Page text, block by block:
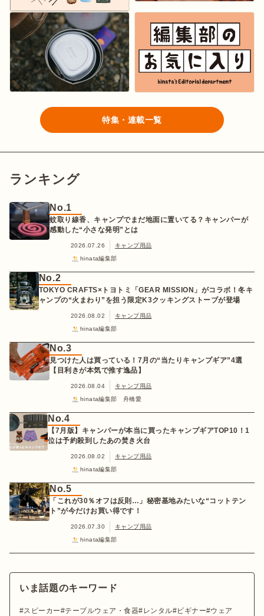
特集・連載一覧
ランキング
No.1
蚊取り線香、キャンプでまだ地面に置いてる？キャンパーが
感動した“小さな発明”とは
2026.07.26
キャンプ用品
hinata編集部
No.2
TOKYO CRAFTS×トヨトミ「GEAR MISSION」がコラボ！冬キ
ャンプの“火まわり”を担う限定K3クッキングストーブが登場
2026.08.02
キャンプ用品
hinata編集部
No.3
見つけた人は買っている！7月の“当たりキャンプギア”4選
【目利きが本気で推す逸品】
2026.08.04
キャンプ用品
hinata編集部 舟橋愛
No.4
【7月版】キャンパーが本当に買ったキャンプギアTOP10！1
位は予約殺到したあの焚き火台
2026.08.02
キャンプ用品
hinata編集部
No.5
「これが30％オフは反則…」秘密基地みたいな“コットテン
ト”が今だけお買い得です！
2026.07.30
キャンプ用品
hinata編集部
いま話題のキーワード
スピーカー テーブルウェア・食器 レンタル ビギナー
ウェア
マガジン
キャンプ場
検索
オンライン
ショップ